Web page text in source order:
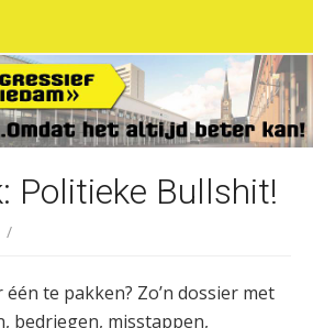
Politieke Bullshit!
/
te pakken? Zo’n dossier met
bedriegen, misstappen,